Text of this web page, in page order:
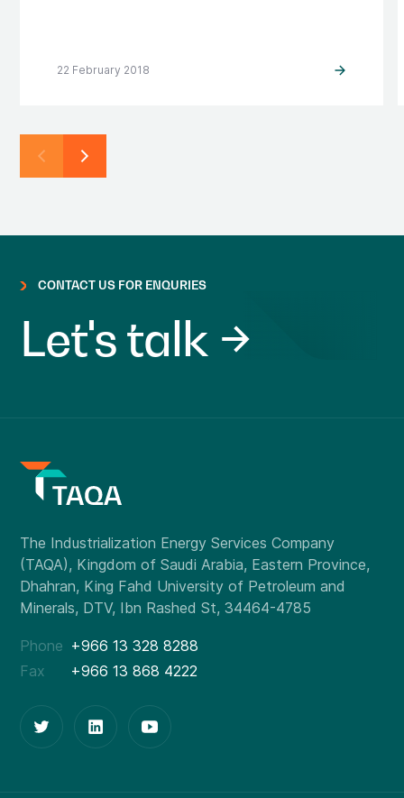
22 February 2018
CONTACT US FOR ENQURIES
Let's talk
Phone +966 13 328 8288
Fax
+966 13 868 4222